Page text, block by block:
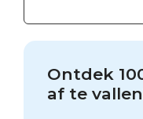
Ontdek
af te